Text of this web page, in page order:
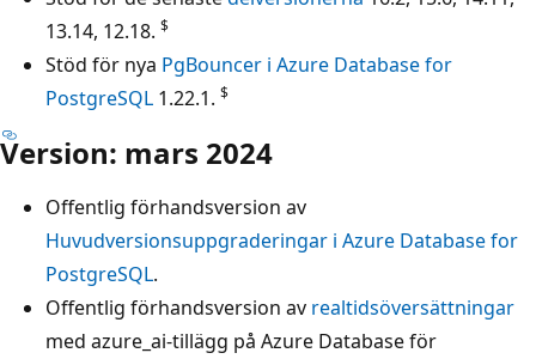
13.14, 12.18. $
Stöd för nya PgBouncer i Azure Database for
PostgreSQL 1.22.1. $
Version: mars 2024
Offentlig förhandsversion av
Huvudversionsuppgraderingar i Azure Database for
PostgreSQL.
Offentlig förhandsversion av realtidsöversättningar
med azure_ai-tillägg på Azure Database för